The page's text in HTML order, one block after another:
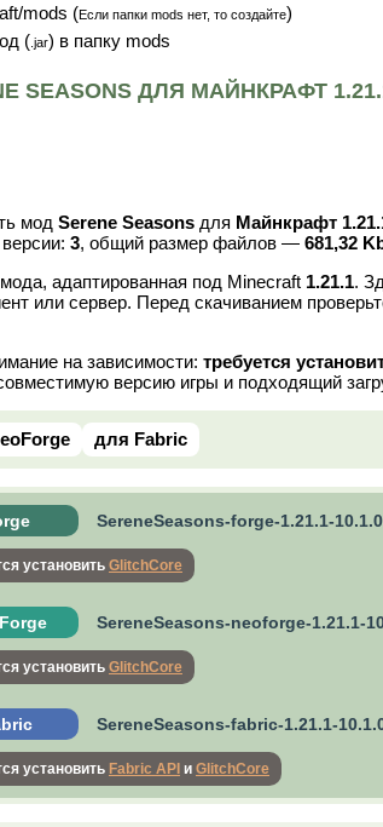
mods (Если папки mods нет, то создайте)
( .jar) в папку mods
SEASONS ДЛЯ МАЙНКРАФТ
мод Serene Seasons для Майнкрафт
3, общий размер файлов — 681,32
адаптированная под Minecraft 1.21.1.
или сервер. Перед скачиванием
на зависимости: требуется
версию игры и подходящий
для Fabric
SereneSeasons-forge-1.21.1-
установить GlitchCore
SereneSeasons-neoforge-1.21.1-
установить GlitchCore
SereneSeasons-fabric-1.21.1-
установить Fabric API и GlitchCore